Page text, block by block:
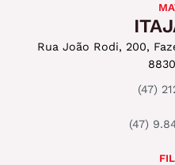
Rua João Rodi, 200,
(47)
(47)